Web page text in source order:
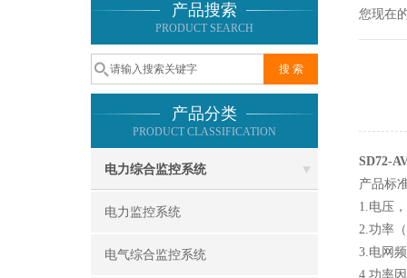
产品搜索
PRODUCT SEARCH
产品分类
PRODUCT CLASSIFICATION
电力综合监控系统
电力监控系统
电气综合监控系统
您现在
SD72-
产品标
1.电压
2.功率
3.电网
4.功率